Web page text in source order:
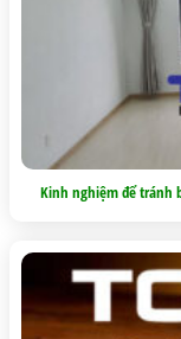
Kinh nghiệm để tránh